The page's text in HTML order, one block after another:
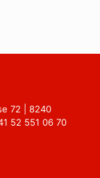
72 | 8240
52 551 06 70